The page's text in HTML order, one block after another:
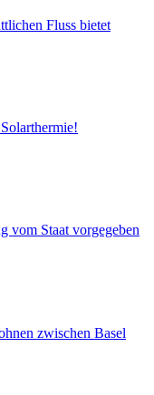
Fluss bietet
vom Staat vorgegeben
zwischen Basel